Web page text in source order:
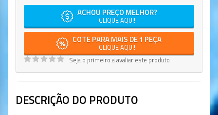
ACHOU PREÇO MELHOR?
CLIQUE AQUI!
COTE PARA MAIS DE 1 PEÇA
CLIQUE AQUI!
Seja o primeiro a avaliar este produto
DESCRIÇÃO DO PRODUTO